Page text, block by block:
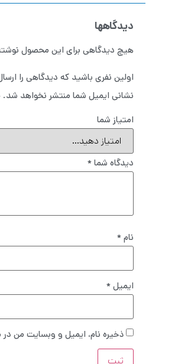
دیدگاهها
هیچ دیدگاهی برای این محصول
اولین نفری باشید که دیدگاهی را
نشانی ایمیل شما منتشر نخواهد شد.
امتیاز شما
دیدگاه شما*
نام*
ایمیل*
ذخیره نام، ایمیل و وبسایت من در